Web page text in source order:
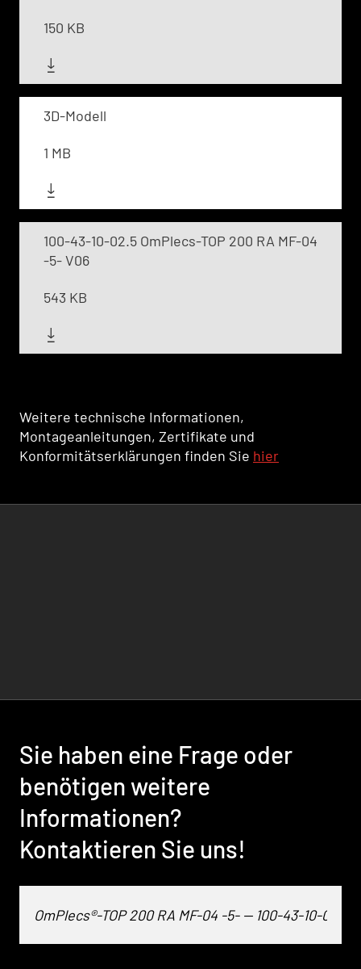
150 KB
3D-Modell
1 MB
100-43-10-02.5 OmPlecs-TOP 200 RA MF-04
-5- V06
543 KB
Weitere technische Informationen,
Montageanleitungen, Zertifikate und
Konformitätserklärungen finden Sie hier
Sie haben eine Frage oder
benötigen weitere
Informationen?
Kontaktieren Sie uns!